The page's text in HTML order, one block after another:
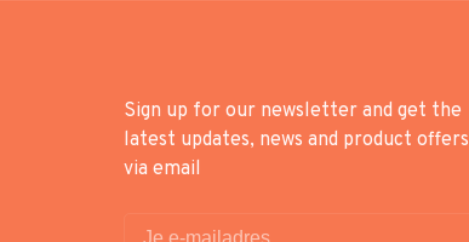
Sign up for our newsletter and get the
latest updates, news and product offers
via email